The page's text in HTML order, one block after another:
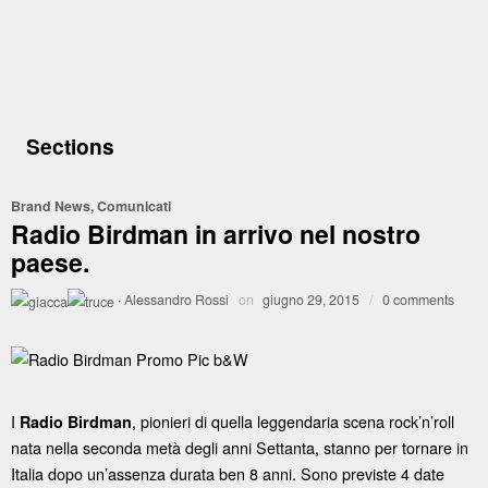
Sections
Brand News,Comunicati
Radio Birdman in arrivo nel nostro
paese.
·Alessandro Rossi on giugno 29, 2015 / 0 comments
I Radio Birdman, pionieri di quella leggendaria scena rock’n’roll
nata nella seconda metà degli anni Settanta, stanno per tornare in
Italia dopo un’assenza durata ben 8 anni. Sono previste 4 date